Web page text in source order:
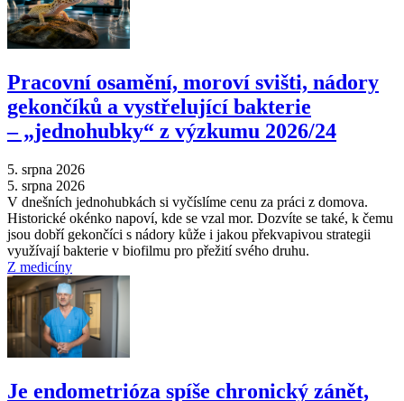
Pracovní osamění, moroví svišti, nádory
gekončíků a vystřelující bakterie
–⁠ „jednohubky“ z výzkumu 2026/24
5. srpna 2026
5. srpna 2026
V dnešních jednohubkách si vyčíslíme cenu za práci z domova.
Historické okénko napoví, kde se vzal mor. Dozvíte se také, k čemu
jsou dobří gekončíci s nádory kůže i jakou překvapivou strategii
využívají bakterie v biofilmu pro přežití svého druhu.
Z medicíny
Je endometrióza spíše chronický zánět,